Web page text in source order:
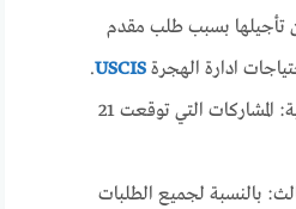
تأجيلها بسبب طلب مقدم
ادارة الهجرةUSCIS
.
المرحلة الثانية: المشاركات التي توقعت 21
بالنسبة لجميع الطلبات